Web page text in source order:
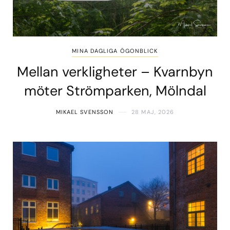
MINA DAGLIGA ÖGONBLICK
Mellan verkligheter – Kvarnbyn
möter Strömparken, Mölndal
MIKAEL SVENSSON 28 MAJ, 2026